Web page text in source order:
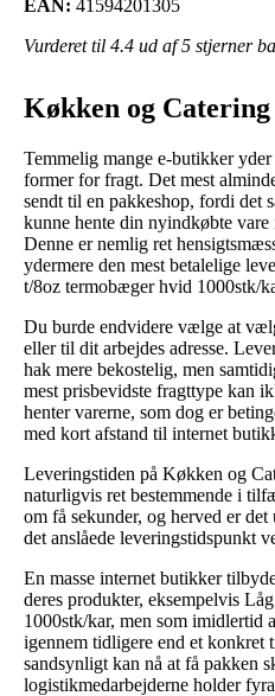
EAN: 41594201305
Vurderet til 4.4 ud af 5 stjerner
Køkken og Catering
Temmelig mange e-butikker
former for fragt. Det mest
sendt til en pakkeshop, fordi det
kunne hente din nyindkøbte
Denne er nemlig ret
ydermere den mest betalelige
t/8oz termobæger hvid 1000stk/
Du burde endvidere vælge at
eller til dit arbejdes adresse.
hak mere bekostelig, men
mest prisbevidste fragttype kan
henter varerne, som dog er
med kort afstand til internet
Leveringstiden på Køkken og
naturligvis ret bestemmende i
om få sekunder, og herved er
det anslåede leveringstidspunkt
En masse internet butikker
deres produkter, eksempelvis
1000stk/kar, men som imidlertid
igennem tidligere end et konkret
sandsynligt kan nå at få pakken
logistikmedarbejderne holder